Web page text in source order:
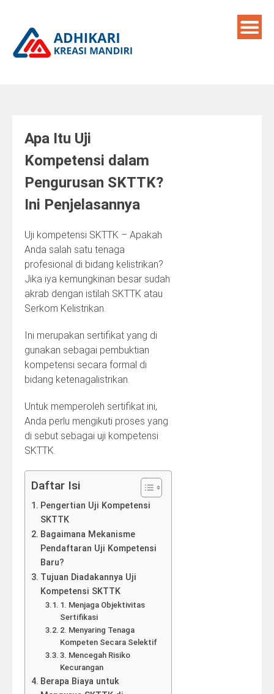
content
Apa Itu Uji
Kompetensi dalam
Pengurusan SKTTK?
Ini Penjelasannya
Uji kompetensi SKTTK – Apakah
Anda salah satu tenaga
profesional di bidang kelistrikan?
Jika iya kemungkinan besar sudah
akrab dengan istilah SKTTK atau
Serkom Kelistrikan.
Ini merupakan sertifikat yang di
gunakan sebagai pembuktian
kompetensi secara formal di
bidang ketenagalistrikan.
Untuk memperoleh sertifikat ini,
Anda perlu mengikuti proses yang
di sebut sebagai uji kompetensi
SKTTK.
Daftar Isi
Pengertian Uji Kompetensi
SKTTK
Bagaimana Mekanisme
Pendaftaran Uji Kompetensi
Baru?
Tujuan Diadakannya Uji
Kompetensi SKTTK
1. Menjaga Objektivitas
Sertifikasi
2. Menyaring Tenaga
Kompeten Secara Selektif
3. Mencegah Risiko
Kecurangan
Berapa Biaya untuk